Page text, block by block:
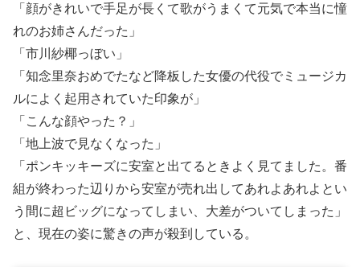
「顔がきれいで手足が長くて歌がうまくて元気で本当に憧
れのお姉さんだった」
「市川紗椰っぼい」
「知念里奈おめでたなど降板した女優の代役でミュージカ
ルによく起用されていた印象が」
「こんな顔やった？」
「地上波で見なくなった」
「ポンキッキーズに安室と出てるときよく見てました。番
組が終わった辺りから安室が売れ出してあれよあれよとい
う間に超ビッグになってしまい、大差がついてしまった」
と、現在の姿に驚きの声が殺到している。